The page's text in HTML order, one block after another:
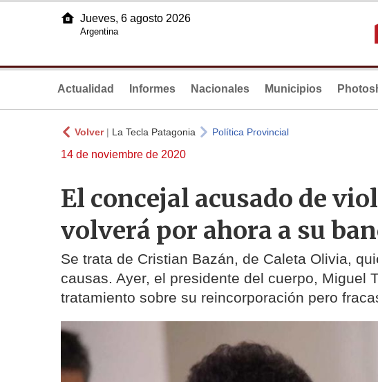
Jueves, 6 agosto 2026
Argentina
Actualidad Informes Nacionales Municipios
Volver| La Tecla Patagonia Política Provincial
14 de noviembre de 2020
El concejal acusado de
volverá por ahora a su
Se trata de Cristian Bazán, de Caleta Olivia,
causas. Ayer, el presidente del cuerpo, Miguel
tratamiento sobre su reincorporación pero